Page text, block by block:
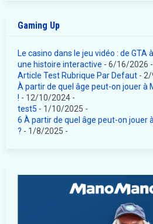
Gaming Up
Le casino dans le jeu vidéo : de GTA
une histoire interactive - 6/16/2026 -
Article Test Rubrique Par Defaut -
À partir de quel âge peut-on jouer à
! - 12/10/2024 -
test5 - 1/10/2025 -
6 À partir de quel âge peut-on jouer
? - 1/8/2025 -